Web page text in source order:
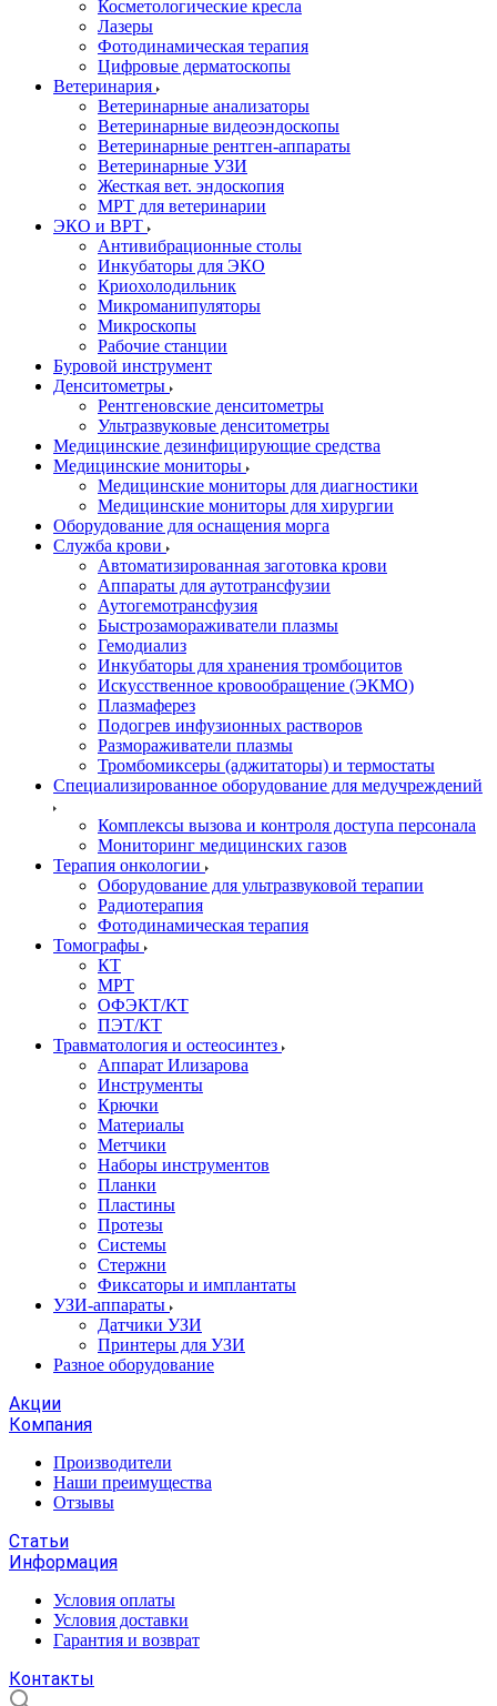
Косметологические кресла
Лазеры
Фотодинамическая терапия
Цифровые дерматоскопы
Ветеринария
Ветеринарные анализаторы
Ветеринарные видеоэндоскопы
Ветеринарные рентген-аппараты
Ветеринарные УЗИ
Жесткая вет. эндоскопия
МРТ для ветеринарии
ЭКО и ВРТ
Антивибрационные столы
Инкубаторы для ЭКО
Криохолодильник
Микроманипуляторы
Микроскопы
Рабочие станции
Буровой инструмент
Денситометры
Рентгеновские денситометры
Ультразвуковые денситометры
Медицинские дезинфицирующие средства
Медицинские мониторы
Медицинские мониторы для диагностики
Медицинские мониторы для хирургии
Оборудование для оснащения морга
Служба крови
Автоматизированная заготовка крови
Аппараты для аутотрансфузии
Аутогемотрансфузия
Быстрозамораживатели плазмы
Гемодиализ
Инкубаторы для хранения тромбоцитов
Искусственное кровообращение (ЭКМО)
Плазмаферез
Подогрев инфузионных растворов
Размораживатели плазмы
Тромбомиксеры (аджитаторы) и термостаты
Специализированное оборудование для медучреждений
Комплексы вызова и контроля доступа персонала
Мониторинг медицинских газов
Терапия онкологии
Оборудование для ультразвуковой терапии
Радиотерапия
Фотодинамическая терапия
Томографы
КТ
МРТ
ОФЭКТ/КТ
ПЭТ/КТ
Травматология и остеосинтез
Аппарат Илизарова
Инструменты
Крючки
Материалы
Метчики
Наборы инструментов
Планки
Пластины
Протезы
Системы
Стержни
Фиксаторы и имплантаты
УЗИ-аппараты
Датчики УЗИ
Принтеры для УЗИ
Разное оборудование
Акции
Компания
Производители
Наши преимущества
Отзывы
Статьи
Информация
Условия оплаты
Условия доставки
Гарантия и возврат
Контакты